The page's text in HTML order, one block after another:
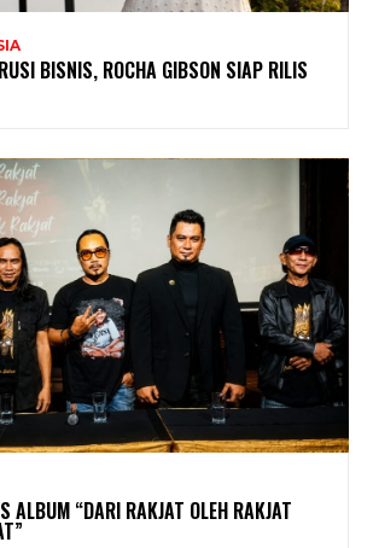
BISNIS, ROCHA GIBSON SIAP RILIS
ALBUM “DARI RAKJAT OLEH RAKJAT